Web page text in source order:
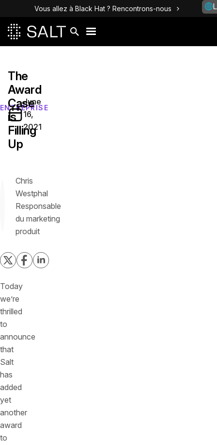
Vous allez à Black Hat ? Rencontrons-nous
ENTREPRISE
The
Award
Case
is
Filling
Up
June
16,
2021
Chris
Westphal
Responsable
du marketing
produit
Today
we’re
thrilled
to
announce
that
Salt
has
added
yet
another
award
to